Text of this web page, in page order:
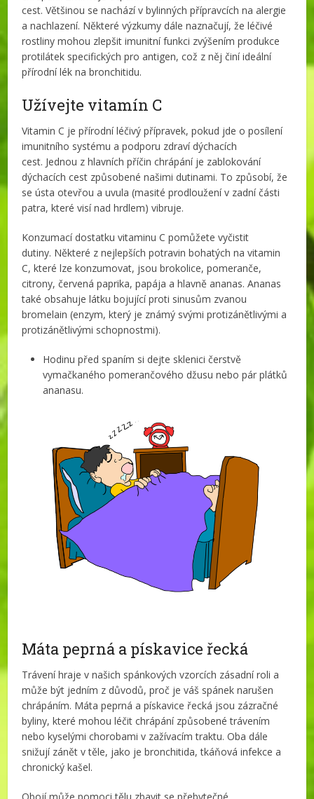
cest. Většinou se nachází v bylinných přípravcích na alergie
a nachlazení. Některé výzkumy dále naznačují, že léčivé
rostliny mohou zlepšit imunitní funkci zvýšením produkce
protilátek specifických pro antigen, což z něj činí ideální
přírodní lék na bronchitidu.
Užívejte vitamín C
Vitamin C je přírodní léčivý přípravek, pokud jde o posílení
imunitního systému a podporu zdraví dýchacích
cest. Jednou z hlavních příčin chrápání je zablokování
dýchacích cest způsobené našimi dutinami. To způsobí, že
se ústa otevřou a uvula (masité prodloužení v zadní části
patra, které visí nad hrdlem) vibruje.
Konzumací dostatku vitaminu C pomůžete vyčistit
dutiny. Některé z nejlepších potravin bohatých na vitamin
C, které lze konzumovat, jsou brokolice, pomeranče,
citrony, červená paprika, papája a hlavně ananas. Ananas
také obsahuje látku bojující proti sinusům zvanou
bromelain (enzym, který je známý svými protizánětlivými a
protizánětlivými schopnostmi).
Hodinu před spaním si dejte sklenici čerstvě
vymačkaného pomerančového džusu nebo pár plátků
ananasu.
Máta peprná a pískavice řecká
Trávení hraje v našich spánkových vzorcích zásadní roli a
může být jedním z důvodů, proč je váš spánek narušen
chrápáním. Máta peprná a pískavice řecká jsou zázračné
byliny, které mohou léčit chrápání způsobené trávením
nebo kyselými chorobami v zažívacím traktu. Oba dále
snižují zánět v těle, jako je bronchitida, tkáňová infekce a
chronický kašel.